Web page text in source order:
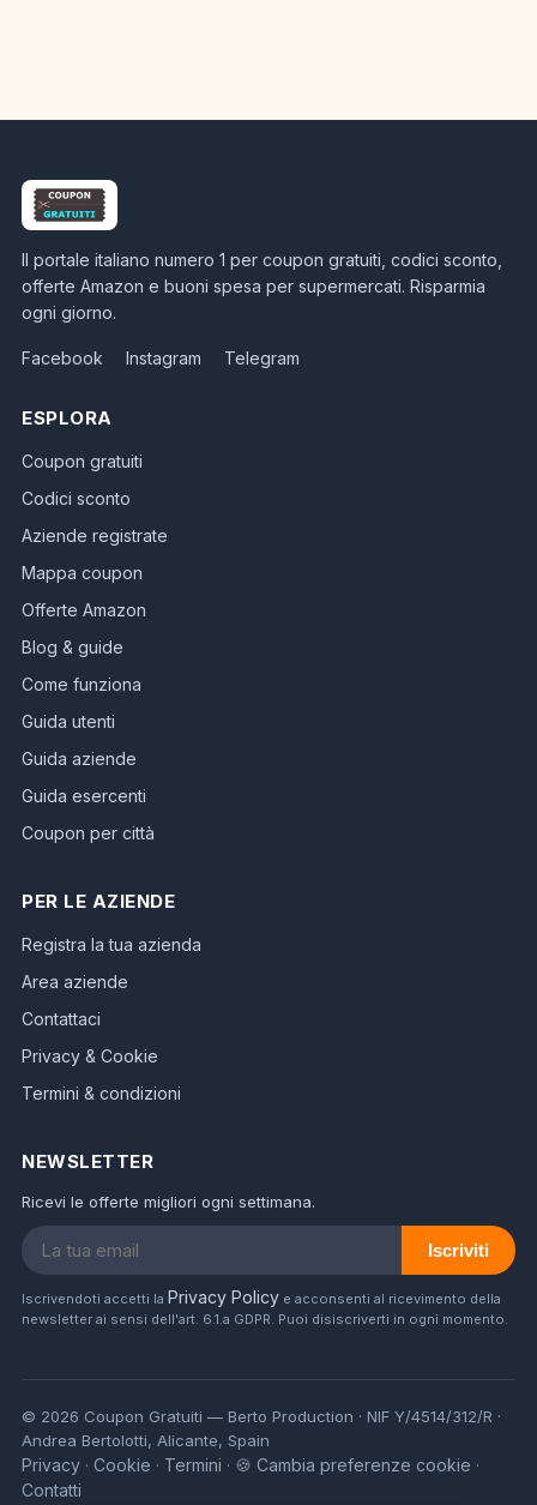
Il portale italiano numero 1 per coupon gratuiti, codici sconto,
offerte Amazon e buoni spesa per supermercati. Risparmia
ogni giorno.
Facebook Instagram Telegram
ESPLORA
Coupon gratuiti
Codici sconto
Aziende registrate
Mappa coupon
Offerte Amazon
Blog & guide
Come funziona
Guida utenti
Guida aziende
Guida esercenti
Coupon per città
PER LE AZIENDE
Registra la tua azienda
Area aziende
Contattaci
Privacy & Cookie
Termini & condizioni
NEWSLETTER
Ricevi le offerte migliori ogni settimana.
Iscriviti
Iscrivendoti accetti la Privacy Policy e acconsenti al ricevimento della
newsletter ai sensi dell'art. 6.1.a GDPR. Puoi disiscriverti in ogni momento.
© 2026 Coupon Gratuiti — Berto Production · NIF Y/4514/312/R ·
Andrea Bertolotti, Alicante, Spain
Privacy · Cookie · Termini · 🍪 Cambia preferenze cookie ·
Contatti